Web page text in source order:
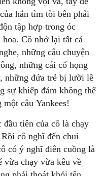
hắn tìm tòi bên phải
tập hợp trong óc
Cô nhớ lại tất cả
những câu chuyện
những cái cổ họng
những đứa trẻ bị lưỡi lê
sự khiếp đảm không thể
câu Yankees!
tiên của cô là chạy
cô nghĩ đến chui
có ý nghĩ điên cuồng là
vừa chạy vừa kêu về